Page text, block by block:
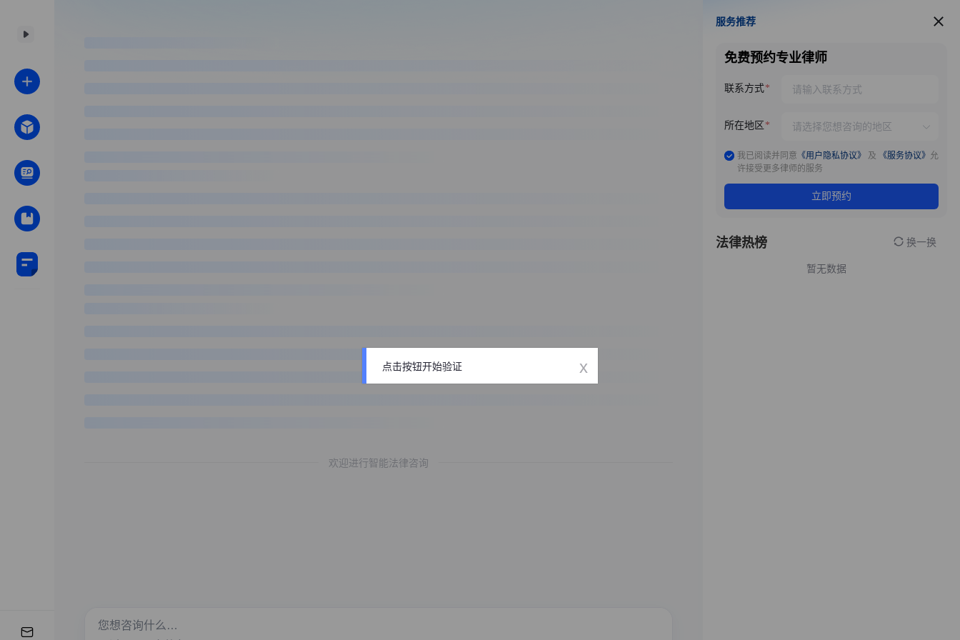
欢迎进行智能法律咨询
服务推荐
服务推荐
免费预约专业律师
联系方式
所在地区
我已阅读并同意 《用户隐私协议》 及 《服务协议》 允
许接受更多律师的服务
立即预约
法律热榜 换一换
暂无数据
点击按钮开始验证 x